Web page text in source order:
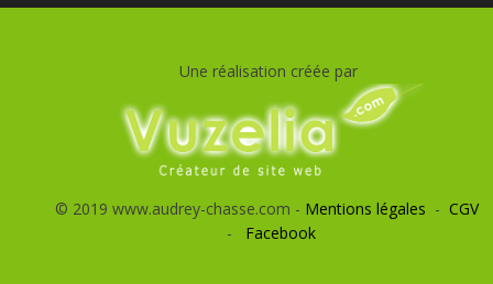
Une réalisation créée par
© 2019 www.audrey-chasse.com - Mentions légales - CGV
- Facebook